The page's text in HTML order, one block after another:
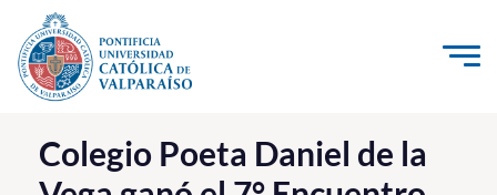
Click acá para ir directamente al contenido
La Universidad
Investigación, Creación e Innovación
Colegio Poeta Daniel de la